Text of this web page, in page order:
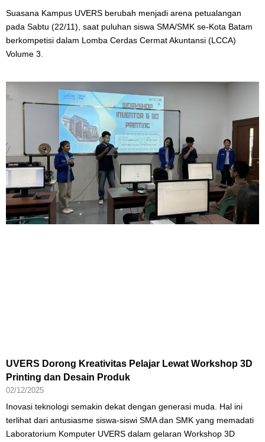
Suasana Kampus UVERS berubah menjadi arena petualangan
pada Sabtu (22/11), saat puluhan siswa SMA/SMK se-Kota Batam
berkompetisi dalam Lomba Cerdas Cermat Akuntansi (LCCA)
Volume 3.
UVERS Dorong Kreativitas Pelajar Lewat Workshop 3D
Printing dan Desain Produk
02/12/2025
Inovasi teknologi semakin dekat dengan generasi muda. Hal ini
terlihat dari antusiasme siswa-siswi SMA dan SMK yang memadati
Laboratorium Komputer UVERS dalam gelaran Workshop 3D